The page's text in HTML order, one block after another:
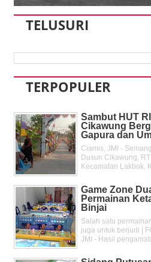
TELUSURI
TERPOPULER
Sambut HUT
Cikawung
Gapura dan
Ciamis, JMI -
Dusun Cikawung,
Kecamatan Lakbok,
Game Zone
Permainan
Binjai
Salah satu
juga untuk berjudi |
JMI - Hasil